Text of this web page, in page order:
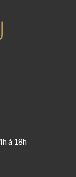
à 18h